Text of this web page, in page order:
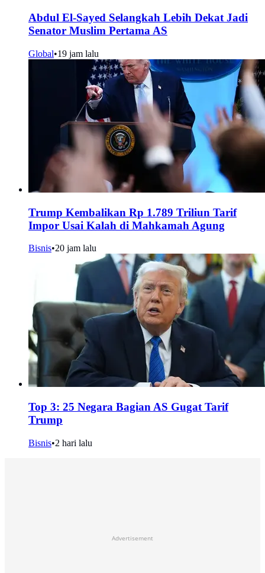
Abdul El-Sayed Selangkah Lebih Dekat Jadi
Senator Muslim Pertama AS
Global•19 jam lalu
Trump Kembalikan Rp 1.789 Triliun Tarif
Impor Usai Kalah di Mahkamah Agung
Bisnis•20 jam lalu
Top 3: 25 Negara Bagian AS Gugat Tarif
Trump
Bisnis•2 hari lalu
Advertisement